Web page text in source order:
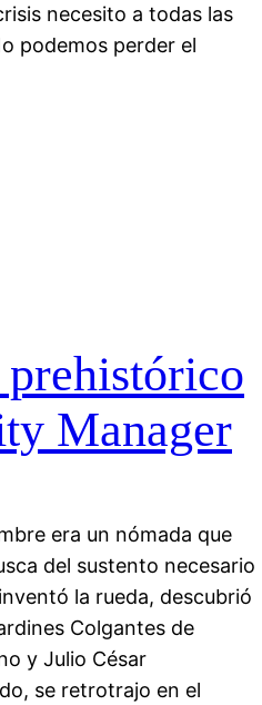
necesito a todas las
podemos perder el
Manager
era un nómada que
del sustento necesario
la rueda, descubrió
Colgantes de
y Julio César
se retrotrajo en el